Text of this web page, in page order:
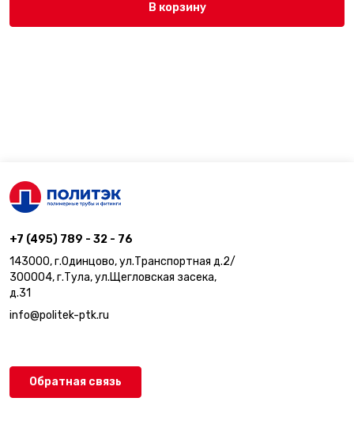
В корзину
+7 (495) 789 - 32 - 76
143000, г.Одинцово, ул.Транспортная д.2/
300004, г.Тула, ул.Щегловская засека,
д.31
info@politek-ptk.ru
Обратная связь